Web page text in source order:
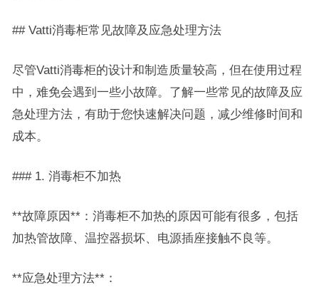
## Vatti消毒柜常见故障及应急处理方法
尽管Vatti消毒柜的设计和制造质量较高，但在使用过程
中，难免会遇到一些小故障。了解一些常见的故障及应
急处理方法，有助于您快速解决问题，减少维修时间和
成本。
### 1. 消毒柜不加热
**故障原因**：消毒柜不加热的原因可能有很多，包括
加热管故障、温控器损坏、电源插座接触不良等。
**应急处理方法**：